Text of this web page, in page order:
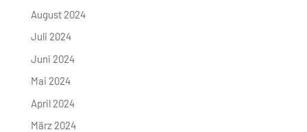
August 2024
Juli 2024
Juni 2024
Mai 2024
April 2024
März 2024